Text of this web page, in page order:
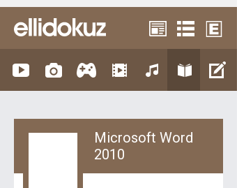
Microsoft Word
2010